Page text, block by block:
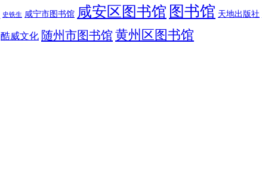
史铁生 咸宁市图书馆 咸安区图书馆 图书馆 天地出版社
酷威文化 随州市图书馆 黄州区图书馆